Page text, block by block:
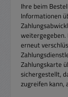
Ihre beim
Informationen
weitergegeben.
erneut
Zahlungskarte
sichergestellt,
zugreifen kann,